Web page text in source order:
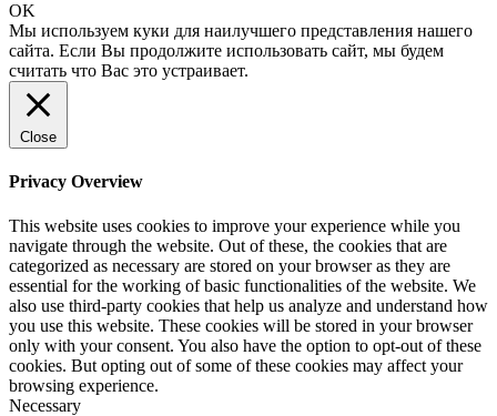
OK
Мы используем куки для наилучшего представления нашего
сайта. Если Вы продолжите использовать сайт, мы будем
считать что Вас это устраивает.
Close
Privacy Overview
This website uses cookies to improve your experience while you
navigate through the website. Out of these, the cookies that are
categorized as necessary are stored on your browser as they are
essential for the working of basic functionalities of the website. We
also use third-party cookies that help us analyze and understand how
you use this website. These cookies will be stored in your browser
only with your consent. You also have the option to opt-out of these
cookies. But opting out of some of these cookies may affect your
browsing experience.
Necessary